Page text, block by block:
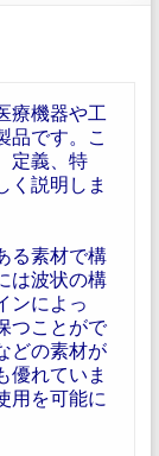
療機器や工
品です。こ
定義、特
く説明しま
る素材で構
は波状の構
ンによっ
つことがで
どの素材が
優れていま
用を可能に